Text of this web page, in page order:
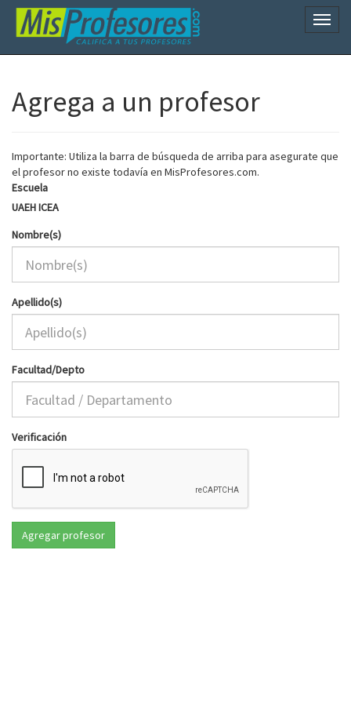
Agrega a un profesor
Importante: Utiliza la barra de búsqueda de arriba para asegurate que
el profesor no existe todavía en MisProfesores.com.
Escuela
UAEH ICEA
Nombre(s)
Apellido(s)
Facultad/Depto
Verificación